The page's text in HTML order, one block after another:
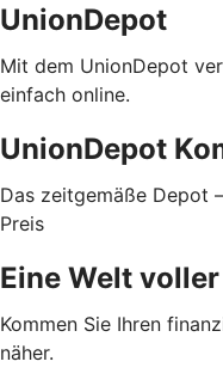
UnionDepot
Mit dem UnionDepot
einfach online.
UnionDepot
Das zeitgemäße Depot
Preis
Eine Welt
Kommen Sie Ihren
näher.